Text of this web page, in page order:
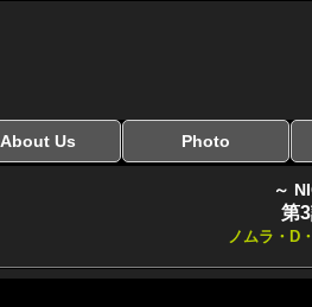
About Us Photo
～
第
ノムラ・D